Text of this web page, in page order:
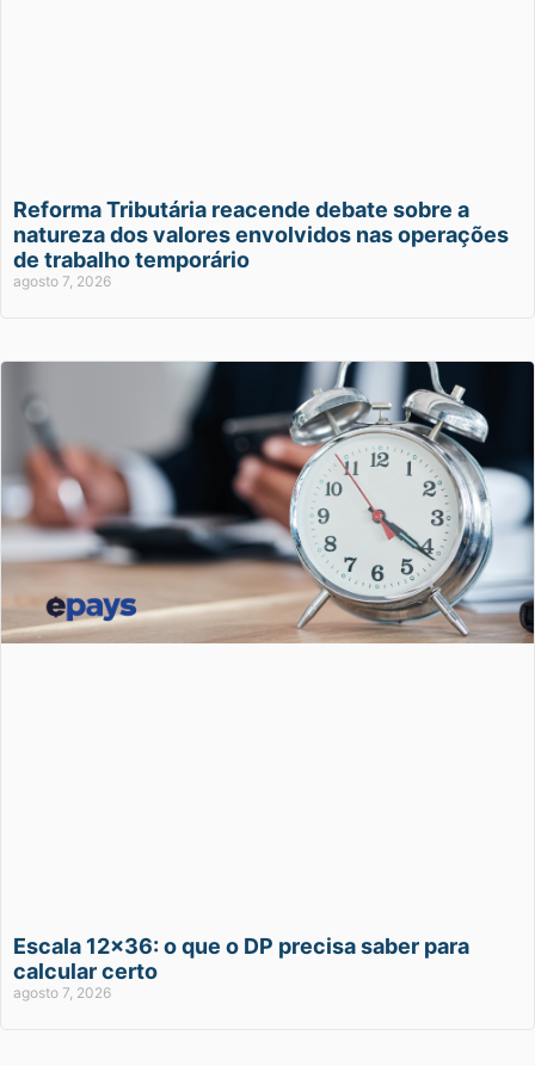
Reforma Tributária reacende debate sobre a
natureza dos valores envolvidos nas operações
de trabalho temporário
agosto 7, 2026
Escala 12×36: o que o DP precisa saber para
calcular certo
agosto 7, 2026